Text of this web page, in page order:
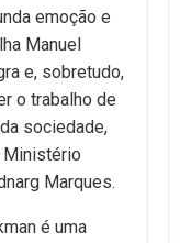
emoção e
Manuel
e, sobretudo,
o trabalho de
sociedade,
Ministério
Marques.
é uma